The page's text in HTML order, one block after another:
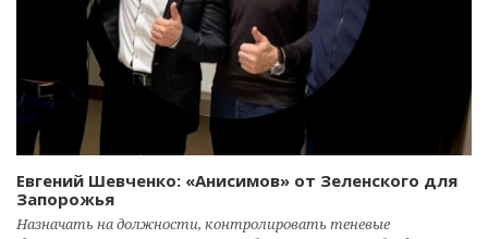
Евгений Шевченко: «Анисимов» от Зеленского для
Запорожья
Назначать на должности, контролировать теневые